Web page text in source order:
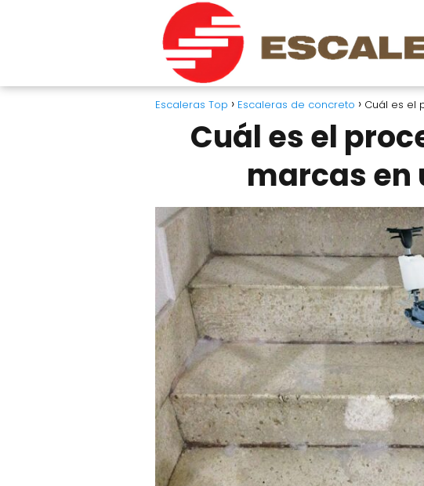
Escaleras Top Escaleras de concreto Cuál es el
Cuál es el
marcas en